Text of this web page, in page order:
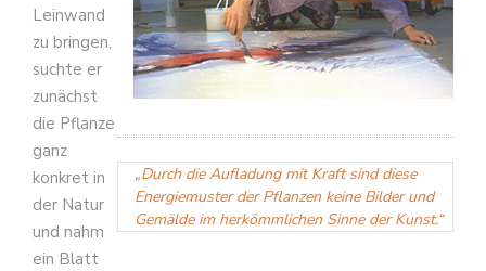
„Durch die Aufladung mit Kraft sind diese
Energiemuster der Pflanzen keine Bilder und
Gemälde im herkömmlichen Sinne der Kunst.“
Leinwand
zu bringen,
suchte er
zunächst
die Pflanze
ganz
konkret in
der Natur
und nahm
ein Blatt